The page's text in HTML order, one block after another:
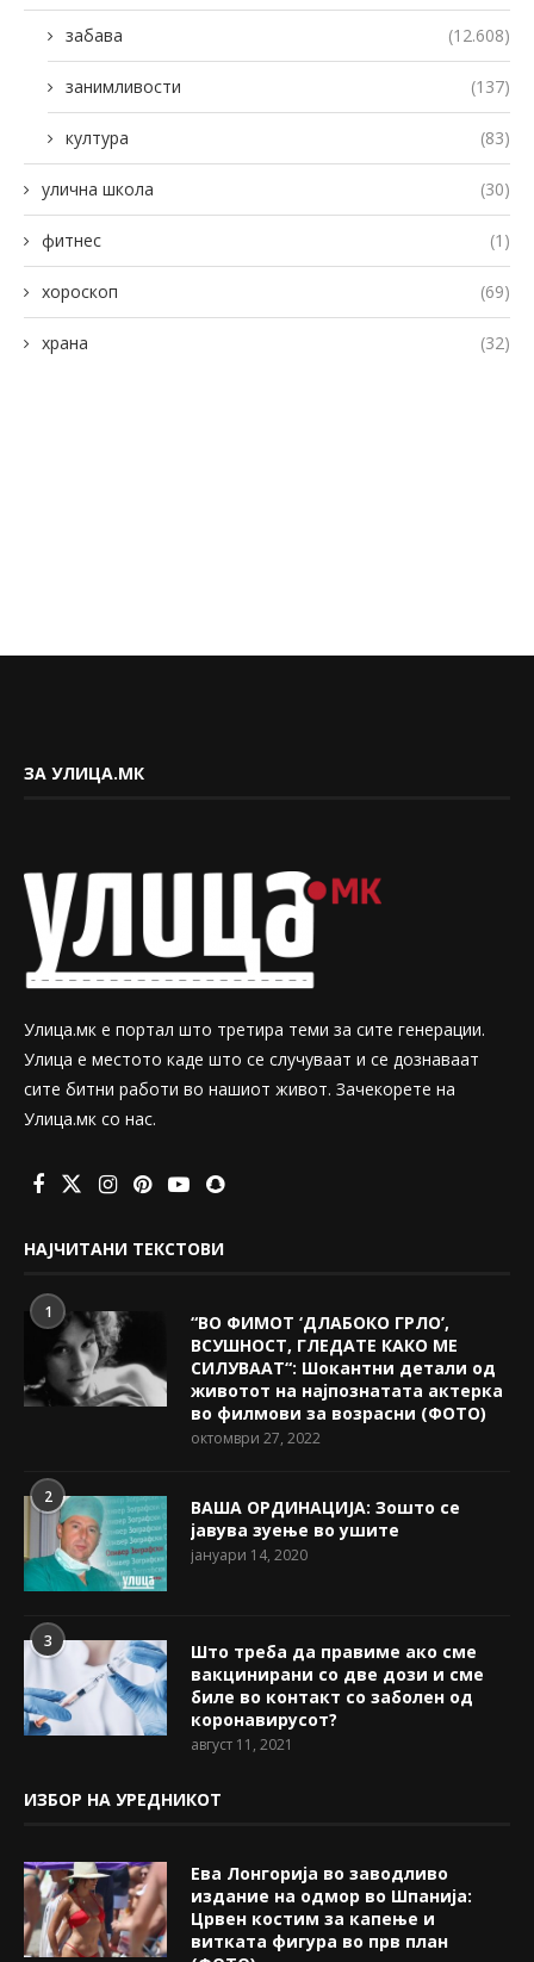
забава (12.608)
занимливости (137)
култура (83)
улична школа (30)
фитнес (1)
хороскоп (69)
храна (32)
ЗА УЛИЦА.МК
Улица.мк е портал што третира теми за сите генерации.
Улица е местото каде што се случуваат и се дознаваат
сите битни работи во нашиот живот. Зачекорете на
Улица.мк со нас.
НАЈЧИТАНИ ТЕКСТОВИ
1
“ВО ФИМОТ ‘ДЛАБОКО ГРЛО’,
ВСУШНОСТ, ГЛЕДАТЕ КАКО МЕ
СИЛУВААТ“: Шокантни детали од
животот на најпознатата актерка
во филмови за возрасни (ФОТО)
октомври 27, 2022
2
ВАША ОРДИНАЦИЈА: Зошто се
јавува зуење во ушите
јануари 14, 2020
3
Што треба да правиме ако сме
вакцинирани со две дози и сме
биле во контакт со заболен од
коронавирусот?
август 11, 2021
ИЗБОР НА УРЕДНИКОТ
Ева Лонгорија во заводливо
издание на одмор во Шпанија:
Црвен костим за капење и
витката фигура во прв план